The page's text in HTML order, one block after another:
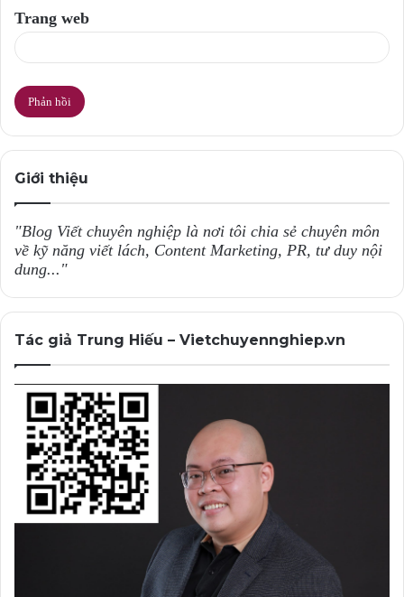
Trang web
Giới thiệu
"Blog Viết chuyên nghiệp là nơi tôi chia sẻ chuyên môn
về kỹ năng viết lách, Content Marketing, PR, tư duy nội
dung..."
Tác giả Trung Hiếu – Vietchuyennghiep.vn